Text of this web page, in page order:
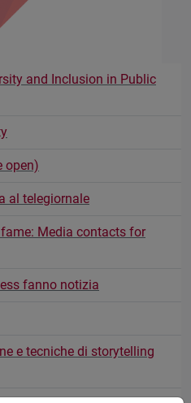
and Inclusion in Public
open)
al telegiornale
Media contacts for
fanno notizia
e tecniche di storytelling